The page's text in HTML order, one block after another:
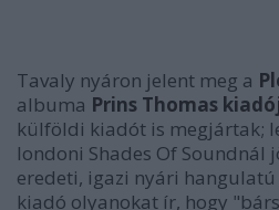
Tavaly nyáron jelent meg a
albuma Prins Thomas
külföldi kiadót is megjártak;
londoni Shades Of Soundnál
eredeti, igazi nyári
kiadó olyanokat ír, hogy